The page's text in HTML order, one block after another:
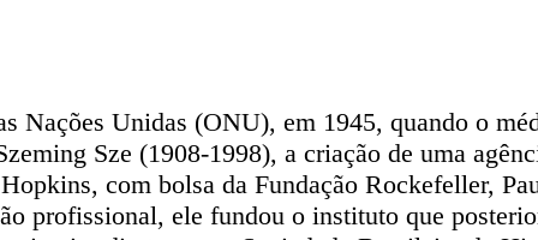
Nações Unidas (ONU), em 1945, quando o
Sze (1908-1998), a criação de uma
com bolsa da Fundação Rockefeller,
profissional, ele fundou o instituto que